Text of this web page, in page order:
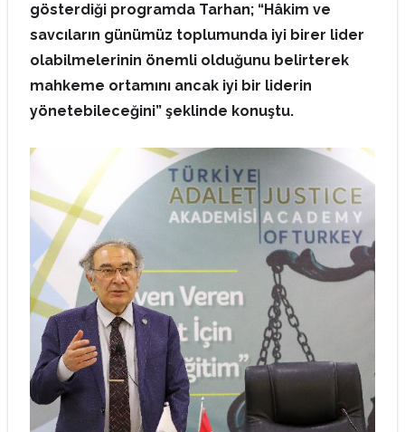
gösterdiği programda Tarhan; “Hâkim ve
savcıların günümüz toplumunda iyi birer lider
olabilmelerinin önemli olduğunu belirterek
mahkeme ortamını ancak iyi bir liderin
yönetebileceğini” şeklinde konuştu.